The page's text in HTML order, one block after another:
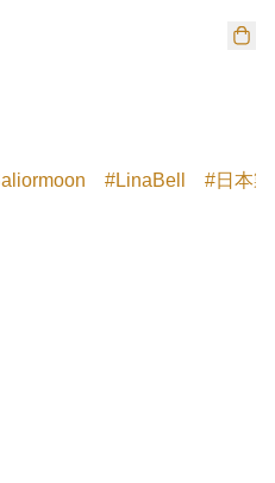
LinaBell
日本製